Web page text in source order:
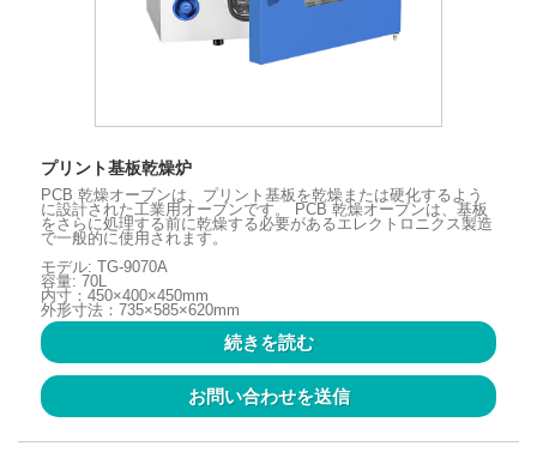
プリント基板乾燥炉
PCB 乾燥オーブンは、プリント基板を乾燥または硬化するよう
に設計された工業用オーブンです。 PCB 乾燥オーブンは、基板
をさらに処理する前に乾燥する必要があるエレクトロニクス製造
で一般的に使用されます。
モデル: TG-9070A
容量: 70L
内寸：450×400×450mm
外形寸法：735×585×620mm
続きを読む
お問い合わせを送信